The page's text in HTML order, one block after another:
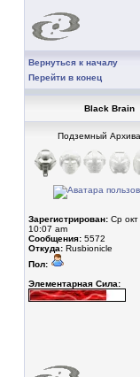
Вернуться к началу
Перейти в конец
Black Brain
Подземный
Зарегистрирован: Ср
10:07 am
Сообщения: 5572
Откуда: Rusbionicle
Пол:
Элементарная Сила: